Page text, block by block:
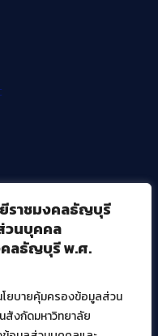
ยีราชมงคลธัญบุรี
วนบุคคล
คลธัญบุรี พ.ศ.
โยบายคุ้มครองข้อมูลส่วน
สังกัดมหาวิทยาลัย
ยนอก